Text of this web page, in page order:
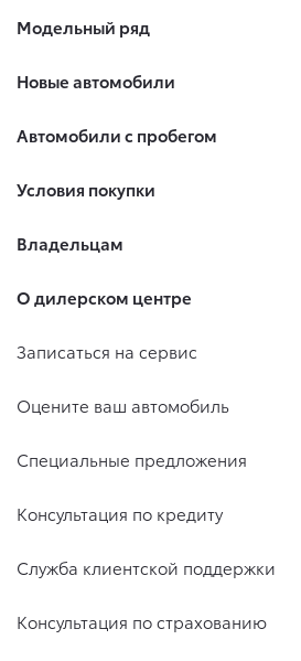
Модельный ряд
Новые автомобили
Автомобили с пробегом
Условия покупки
Владельцам
О дилерском центре
Записаться на сервис
Оцените ваш автомобиль
Специальные предложения
Консультация по кредиту
Служба клиентской поддержки
Консультация по страхованию